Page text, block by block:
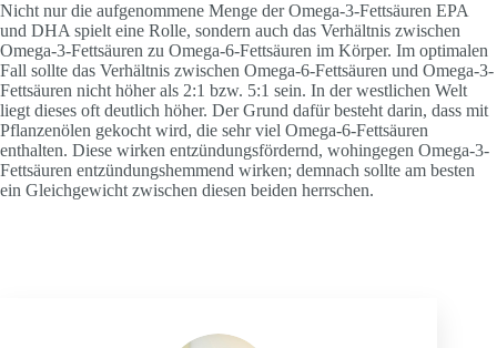
Nicht nur die aufgenommene Menge der Omega-3-Fettsäuren EPA
und DHA spielt eine Rolle, sondern auch das Verhältnis zwischen
Omega-3-Fettsäuren zu Omega-6-Fettsäuren im Körper. Im optimalen
Fall sollte das Verhältnis zwischen Omega-6-Fettsäuren und Omega-3-
Fettsäuren nicht höher als 2:1 bzw. 5:1 sein. In der westlichen Welt
liegt dieses oft deutlich höher. Der Grund dafür besteht darin, dass mit
Pflanzenölen gekocht wird, die sehr viel Omega-6-Fettsäuren
enthalten. Diese wirken entzündungsfördernd, wohingegen Omega-3-
Fettsäuren entzündungshemmend wirken; demnach sollte am besten
ein Gleichgewicht zwischen diesen beiden herrschen.